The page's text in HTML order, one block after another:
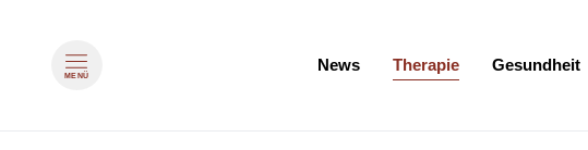
MENÜ
News Therapie Gesundheit